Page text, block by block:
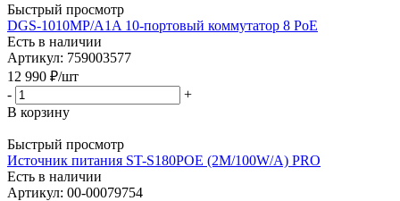
Быстрый просмотр
DGS-1010MP/A1A 10-портовый коммутатор 8 PoE
Есть в наличии
Артикул: 759003577
12 990 ₽/шт
-
+
В корзину
Быстрый просмотр
Источник питания ST-S180POE (2M/100W/А) PRO
Есть в наличии
Артикул: 00-00079754